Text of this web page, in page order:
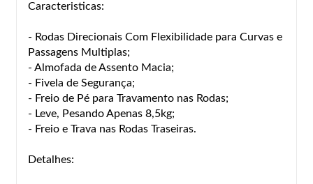
Caracteristicas:
- Rodas Direcionais Com Flexibilidade para Curvas e
Passagens Multiplas;
- Almofada de Assento Macia;
- Fivela de Segurança;
- Freio de Pé para Travamento nas Rodas;
- Leve, Pesando Apenas 8,5kg;
- Freio e Trava nas Rodas Traseiras.
Detalhes: